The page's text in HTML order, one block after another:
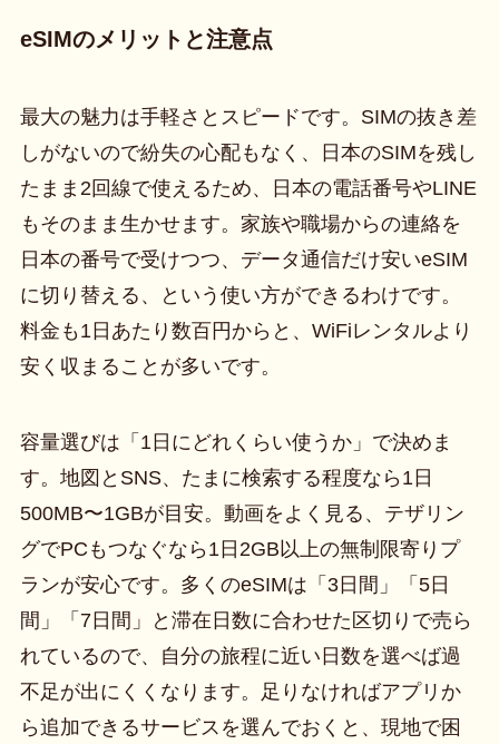
eSIMのメリットと注意点
最大の魅力は手軽さとスピードです。SIMの抜き差
しがないので紛失の心配もなく、日本のSIMを残し
たまま2回線で使えるため、日本の電話番号やLINE
もそのまま生かせます。家族や職場からの連絡を
日本の番号で受けつつ、データ通信だけ安いeSIM
に切り替える、という使い方ができるわけです。
料金も1日あたり数百円からと、WiFiレンタルより
安く収まることが多いです。
容量選びは「1日にどれくらい使うか」で決めま
す。地図とSNS、たまに検索する程度なら1日
500MB〜1GBが目安。動画をよく見る、テザリン
グでPCもつなぐなら1日2GB以上の無制限寄りプ
ランが安心です。多くのeSIMは「3日間」「5日
間」「7日間」と滞在日数に合わせた区切りで売ら
れているので、自分の旅程に近い日数を選べば過
不足が出にくくなります。足りなければアプリか
ら追加できるサービスを選んでおくと、現地で困